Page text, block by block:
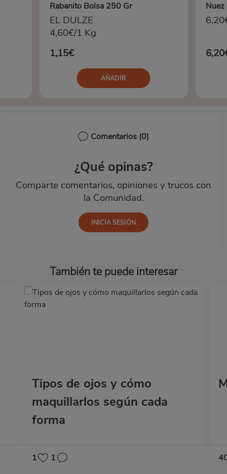
Rabanito Bolsa 250 Gr
EL DULZE
4,60€/1 Kg
1,15€
AÑADIR
Nuez
Comentarios (0)
¿Qué opinas?
Comparte comentarios, opiniones y trucos con
la Comunidad.
También te puede interesar
Tipos de ojos y cómo
maquillarlos según cada
forma
1 1